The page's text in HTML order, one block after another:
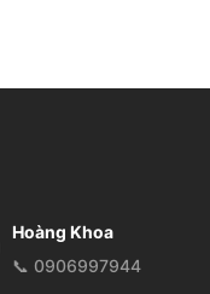
Hoàng Khoa
📞 0906997944